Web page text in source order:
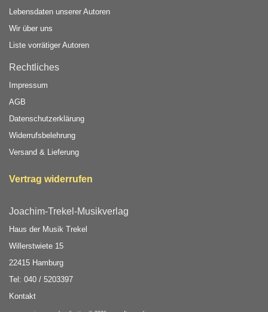
Lebensdaten unserer Autoren
Wir über uns
Liste vorrätiger Autoren
Rechtliches
Impressum
AGB
Datenschutzerklärung
Widerrufsbelehrung
Versand & Lieferung
Vertrag widerrufen
Joachim-Trekel-Musikverlag
Haus der Musik Trekel
Willerstwiete 15
22415 Hamburg
Tel: 040 / 5203397
Kontakt